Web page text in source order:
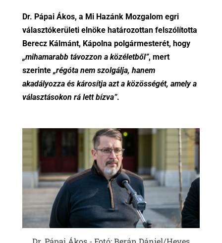
Dr. Pápai Ákos, a Mi Hazánk Mozgalom egri
választókerületi elnöke határozottan felszólította
Berecz Kálmánt, Kápolna polgármesterét, hogy
„mihamarabb távozzon a közéletből”, mert
szerinte„régóta nem szolgálja, hanem
akadályozza és károsítja azt a közösségét, amely a
választásokon rá lett bízva”.